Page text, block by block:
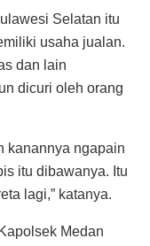
Selatan itu
usaha jualan.
dan lain
dicuri oleh orang
kanannya ngapain
itu dibawanya. Itu
lagi,” katanya.
Medan